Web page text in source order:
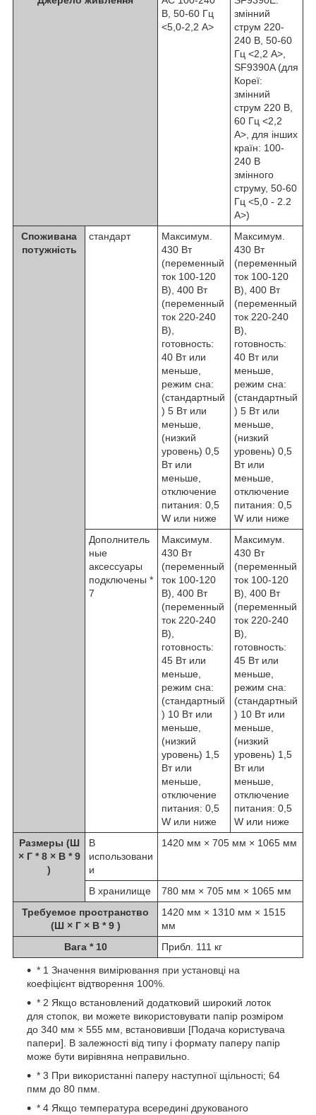
В, 50-60 Гц
<5,0-2,2 А>
змінний
струм 220-
240 В, 50-60
Гц <2,2 А>,
SF9390A (для
Кореї:
змінний
струм 220 В,
60 Гц <2,2
А>, для інших
країн: 100-
240 В
змінного
струму, 50-60
Гц <5,0 - 2.2
А>)
Споживана
потужність
стандарт
Максимум.
430 Вт
(переменный
ток 100-120
В), 400 Вт
(переменный
ток 220-240
В),
готовность:
40 Вт или
меньше,
режим сна:
(стандартный
) 5 Вт или
меньше,
(низкий
уровень) 0,5
Вт или
меньше,
отключение
питания: 0,5
W или ниже
Максимум.
430 Вт
(переменный
ток 100-120
В), 400 Вт
(переменный
ток 220-240
В),
готовность:
40 Вт или
меньше,
режим сна:
(стандартный
) 5 Вт или
меньше,
(низкий
уровень) 0,5
Вт или
меньше,
отключение
питания: 0,5
W или ниже
Дополнитель
ные
аксессуары
подключены *
7
Максимум.
430 Вт
(переменный
ток 100-120
В), 400 Вт
(переменный
ток 220-240
В),
готовность:
45 Вт или
меньше,
режим сна:
(стандартный
) 10 Вт или
меньше,
(низкий
уровень) 1,5
Вт или
меньше,
отключение
питания: 0,5
W или ниже
Максимум.
430 Вт
(переменный
ток 100-120
В), 400 Вт
(переменный
ток 220-240
В),
готовность:
45 Вт или
меньше,
режим сна:
(стандартный
) 10 Вт или
меньше,
(низкий
уровень) 1,5
Вт или
меньше,
отключение
питания: 0,5
W или ниже
Размеры (Ш
× Г * 8× В * 9
)
В
использовани
и
1420 мм × 705 мм × 1065 мм
В хранилище
780 мм × 705 мм × 1065 мм
Требуемое пространство
(Ш × Г × В * 9)
1420 мм × 1310 мм × 1515
мм
Вага * 10 Прибл. 111 кг
* 1 Значення вимірювання при установці на
коефіцієнт відтворення 100%.
* 2 Якщо встановлений додатковий широкий лоток
для стопок, ви можете використовувати папір розміром
до 340 мм × 555 мм, встановивши [Подача користувача
папери]. В залежності від типу і формату паперу папір
може бути вирівняна неправильно.
* 3 При використанні паперу наступної щільності; 64
пмм до 80 пмм.
* 4 Якщо температура всередині друкованого